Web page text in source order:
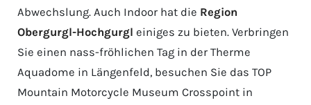
Abwechslung. Auch Indoor hat die Region
Obergurgl-Hochgurgl einiges zu bieten. Verbringen
Sie einen nass-fröhlichen Tag in der Therme
Aquadome in Längenfeld, besuchen Sie das TOP
Mountain Motorcycle Museum Crosspoint in